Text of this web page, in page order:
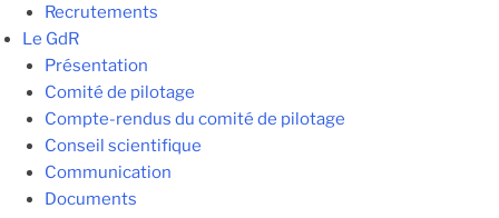
Recrutements
Le GdR
Présentation
Comité de pilotage
Compte-rendus du comité de pilotage
Conseil scientifique
Communication
Documents